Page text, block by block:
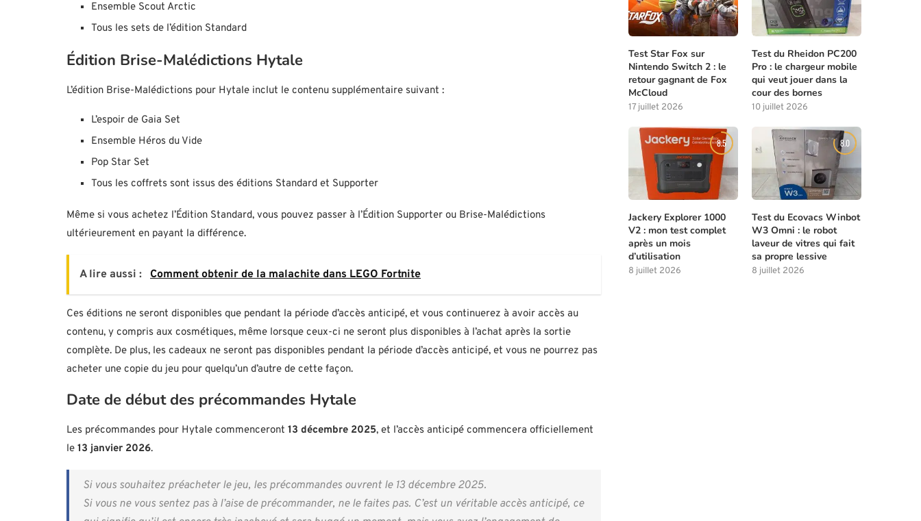
Ensemble Scout Arctic
Tous les sets de l’édition Standard
Édition Brise-Malédictions Hytale
L’édition Brise-Malédictions pour Hytale inclut le contenu supplémentaire suivant :
L’espoir de Gaia Set
Ensemble Héros du Vide
Pop Star Set
Tous les coffrets sont issus des éditions Standard et Supporter
Même si vous achetez l’Édition Standard, vous pouvez passer à l’Édition Supporter ou Brise-Malédictions
ultérieurement en payant la différence.
A lire aussi : Comment obtenir de la malachite dans LEGO Fortnite
Ces éditions ne seront disponibles que pendant la période d’accès anticipé, et vous continuerez à avoir accès au
contenu, y compris aux cosmétiques, même lorsque ceux-ci ne seront plus disponibles à l’achat après la sortie
complète. De plus, les cadeaux ne seront pas disponibles pendant la période d’accès anticipé, et vous ne pourrez pas
acheter une copie du jeu pour quelqu’un d’autre de cette façon.
Date de début des précommandes Hytale
Les précommandes pour Hytale commenceront 13 décembre 2025, et l’accès anticipé commencera officiellement
le 13 janvier 2026.
Si vous souhaitez préacheter le jeu, les précommandes ouvrent le 13 décembre 2025.
Si vous ne vous sentez pas à l’aise de précommander, ne le faites pas. C’est un véritable accès anticipé, ce
Test Star Fox sur
Nintendo Switch 2 : le
retour gagnant de Fox
McCloud
17 juillet 2026
Test du Rheidon PC200
Pro : le chargeur mobile
qui veut jouer dans la
cour des bornes
10 juillet 2026
8.5
Jackery Explorer 1000
V2 : mon test complet
après un mois
d’utilisation
8 juillet 2026
8.0
Test du Ecovacs Winbot
W3 Omni : le robot
laveur de vitres qui fait
sa propre lessive
8 juillet 2026